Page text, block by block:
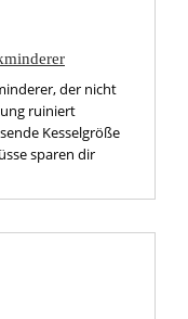
der nicht
ruiniert
Kesselgröße
sparen dir